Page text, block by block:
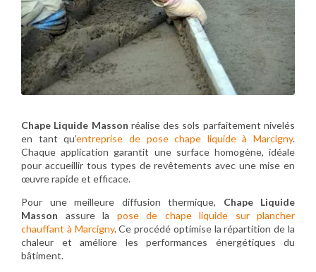
Chape Liquide Masson réalise des sols parfaitement nivelés
en tant qu’entreprise de pose chape liquide à Marcigny.
Chaque application garantit une surface homogène, idéale
pour accueillir tous types de revêtements avec une mise en
œuvre rapide et efficace.
Pour une meilleure diffusion thermique, Chape Liquide
Masson assure la pose de chape liquide sur plancher
chauffant à Marcigny. Ce procédé optimise la répartition de la
chaleur et améliore les performances énergétiques du
bâtiment.